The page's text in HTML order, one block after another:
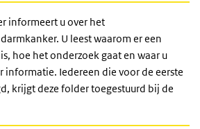
informeert u over het
U leest waarom er een
hoe het onderzoek gaat en waar u
informatie. Iedereen die voor de eerste
krijgt deze folder toegestuurd bij de